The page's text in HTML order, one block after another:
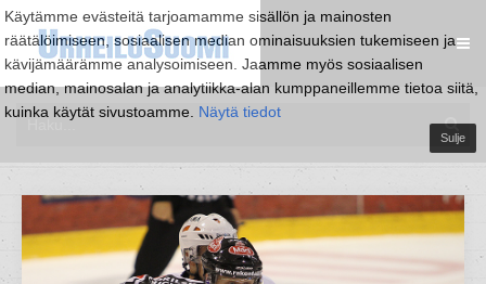
Käytämme evästeitä tarjoamamme sisällön ja mainosten
räätälöimiseen, sosiaalisen median ominaisuuksien tukemiseen ja
kävijämäärämme analysoimiseen. Jaamme myös sosiaalisen
median, mainosalan ja analytiikka-alan kumppaneillemme tietoa siitä,
kuinka käytät sivustoamme. Näytä tiedot
Sulje